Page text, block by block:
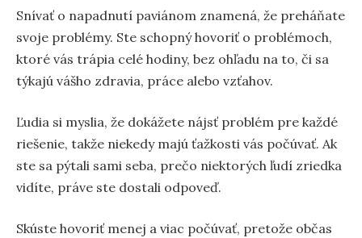
Snívať o napadnutí paviánom znamená, že preháňate
svoje problémy. Ste schopný hovoriť o problémoch,
ktoré vás trápia celé hodiny, bez ohľadu na to, či sa
týkajú vášho zdravia, práce alebo vzťahov.
Ľudia si myslia, že dokážete nájsť problém pre každé
riešenie, takže niekedy majú ťažkosti vás počúvať. Ak
ste sa pýtali sami seba, prečo niektorých ľudí zriedka
vidíte, práve ste dostali odpoveď.
Skúste hovoriť menej a viac počúvať, pretože občas